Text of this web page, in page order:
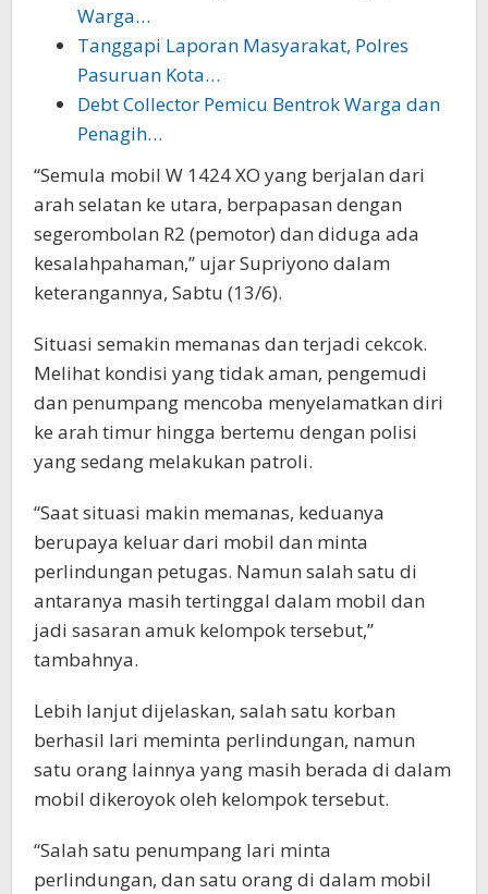
Warga…
Tanggapi Laporan Masyarakat, Polres
Pasuruan Kota…
Debt Collector Pemicu Bentrok Warga dan
Penagih…
“Semula mobil W 1424 XO yang berjalan dari
arah selatan ke utara, berpapasan dengan
segerombolan R2 (pemotor) dan diduga ada
kesalahpahaman,” ujar Supriyono dalam
keterangannya, Sabtu (13/6).
Situasi semakin memanas dan terjadi cekcok.
Melihat kondisi yang tidak aman, pengemudi
dan penumpang mencoba menyelamatkan diri
ke arah timur hingga bertemu dengan polisi
yang sedang melakukan patroli.
“Saat situasi makin memanas, keduanya
berupaya keluar dari mobil dan minta
perlindungan petugas. Namun salah satu di
antaranya masih tertinggal dalam mobil dan
jadi sasaran amuk kelompok tersebut,”
tambahnya.
Lebih lanjut dijelaskan, salah satu korban
berhasil lari meminta perlindungan, namun
satu orang lainnya yang masih berada di dalam
mobil dikeroyok oleh kelompok tersebut.
“Salah satu penumpang lari minta
perlindungan, dan satu orang di dalam mobil